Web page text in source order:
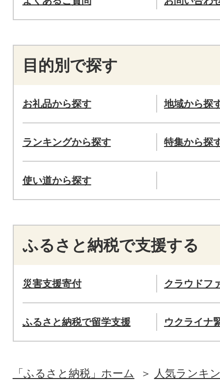
目的別で探す
お礼品から探す 地域から探
ランキングから探す 特集から探
使い道から探す
ふるさと納税で支援する
災害支援寄付 クラウドフ
ふるさと納税で留学支援 ウクライナ
「ふるさと納税」ホーム
人気ランキ